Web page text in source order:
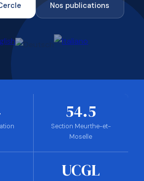
Nos publications
54.5
Section Meurthe-et-
Moselle
UCGL